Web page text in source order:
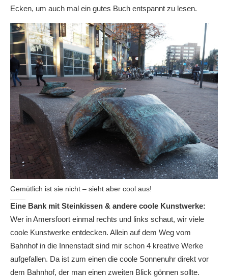
Ecken, um auch mal ein gutes Buch entspannt zu lesen.
Gemütlich ist sie nicht – sieht aber cool aus!
Eine Bank mit Steinkissen & andere coole Kunstwerke:
Wer in Amersfoort einmal rechts und links schaut, wir viele
coole Kunstwerke entdecken. Allein auf dem Weg vom
Bahnhof in die Innenstadt sind mir schon 4 kreative Werke
aufgefallen. Da ist zum einen die coole Sonnenuhr direkt vor
dem Bahnhof, der man einen zweiten Blick gönnen sollte.